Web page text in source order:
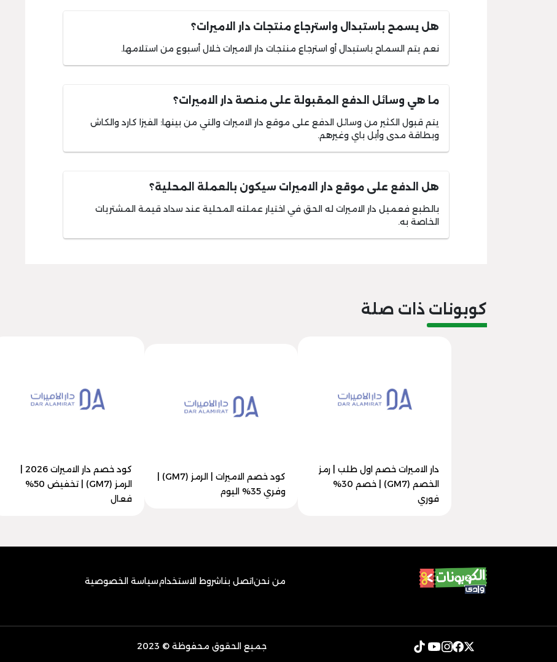
هل يسمح باستبدال واسترجاع منتجات دار الاميرات؟
نعم يتم السماح باستبدال أو استرجاع منتجات دار الاميرات خلال أسبوع من استلامها.
ما هي وسائل الدفع المقبولة على منصة دار الاميرات؟
يتم قبول الكثير من وسائل الدفع على موقع دار الاميرات والتي من بينها: الفيزا كارد والكاش
وبطاقة مدى وأبل باي وغيرهم.
هل الدفع على موقع دار الاميرات سيكون بالعملة المحلية؟
بالطبع فعميل دار الاميرات له الحق في اختيار عملته المحلية عند سداد قيمة المشتريات
الخاصة به.
كوبونات ذات صلة
دار الاميرات خصم اول طلب | رمز
الخصم (GM7) | خصم 30%
فوري
كود خصم الاميرات | الرمز (GM7) |
وفري 35% اليوم
الرمز (GM7) | تخفيض 50%
فعال
من نحناتصل بناشروط الاستخدامسياسة الخصوصية
جميع الحقوق محفوظة © 2023